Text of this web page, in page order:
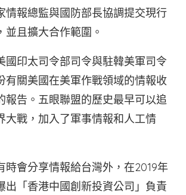
情報總監與國防部長協調提交現行
並且擴大合作範圍。
國印太司令部司令與駐韓美軍司令
有關美國在美軍作戰領域的情報收
報告。五眼聯盟的歷史最早可以追
大戰，加入了軍事情報和人工情
時會分享情報給台灣外，在2019年
出「香港中國創新投資公司」負責